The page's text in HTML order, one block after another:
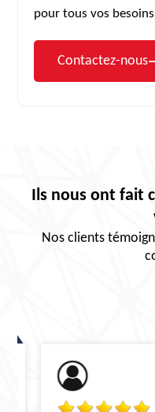
pour tous vos
Contactez-nous
Ils nous ont fait
Nos clients